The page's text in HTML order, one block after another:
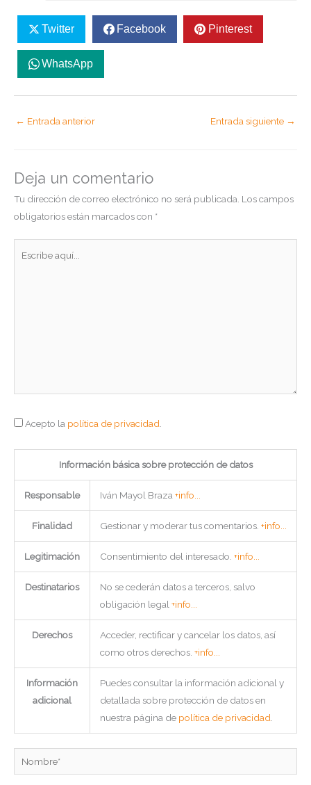
Twitter Facebook Pinterest
WhatsApp
← Entrada anterior Entrada siguiente →
Deja un comentario
Tu dirección de correo electrónico no será publicada. Los campos
obligatorios están marcados con *
Acepto la política de privacidad
Información básica sobre protección de datos
Responsable Iván Mayol Braza +info...
Finalidad Gestionar y moderar tus comentarios. +info...
Legitimación Consentimiento del interesado. +info...
Destinatarios
No se cederán datos a terceros, salvo
obligación legal +info...
Derechos
Acceder, rectificar y cancelar los datos, así
como otros derechos. +info...
Información
adicional
Puedes consultar la información adicional y
detallada sobre protección de datos en
nuestra página de política de privacidad
Nombre*